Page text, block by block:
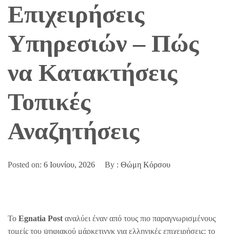
Επιχειρήσεις
Υπηρεσιών – Πώς
να Κατακτήσεις
Τοπικές
Αναζητήσεις
Posted on: 6 Ιουνίου, 2026 By : Θώμη Κόρσου
Το Egnatia Post αναλύει έναν από τους πιο παραγνωρισμένους
τομείς του ψηφιακού μάρκετινγκ για ελληνικές επιχειρήσεις: το